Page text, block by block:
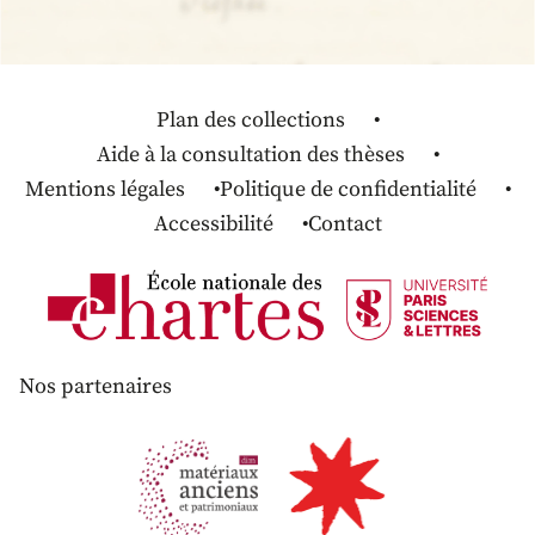
Plan des collections
Aide à la consultation des thèses
Mentions légales
Politique de confidentialité
Accessibilité
Contact
Nos partenaires